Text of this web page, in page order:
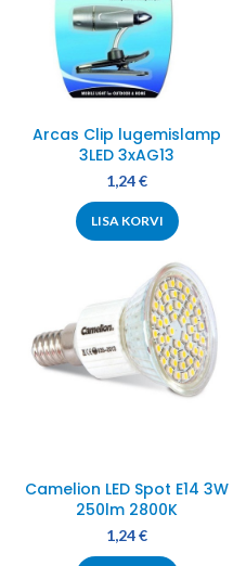
Arcas Clip lugemislamp
3LED 3xAG13
1,24€
LISA KORVI
Camelion LED Spot E14 3W
250lm 2800K
1,24€